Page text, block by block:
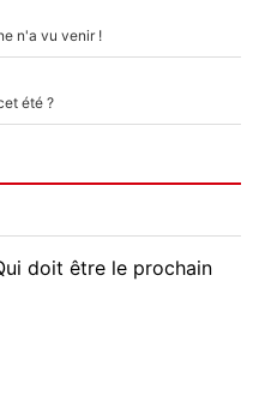
n'a vu venir !
été ?
doit être le prochain